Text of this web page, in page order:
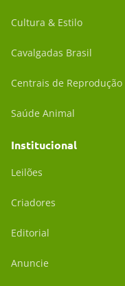
Cultura & Estilo
Cavalgadas Brasil
Centrais de Reprodução
Saúde Animal
Institucional
Leilões
Criadores
Editorial
Anuncie